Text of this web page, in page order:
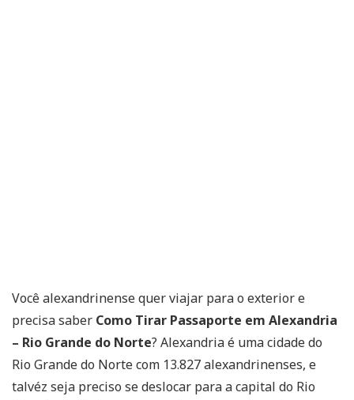
Você alexandrinense quer viajar para o exterior e
precisa saber Como Tirar Passaporte em Alexandria
– Rio Grande do Norte? Alexandria é uma cidade do
Rio Grande do Norte com 13.827 alexandrinenses, e
talvéz seja preciso se deslocar para a capital do Rio